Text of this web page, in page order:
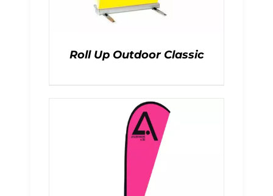
Roll Up Outdoor Classic